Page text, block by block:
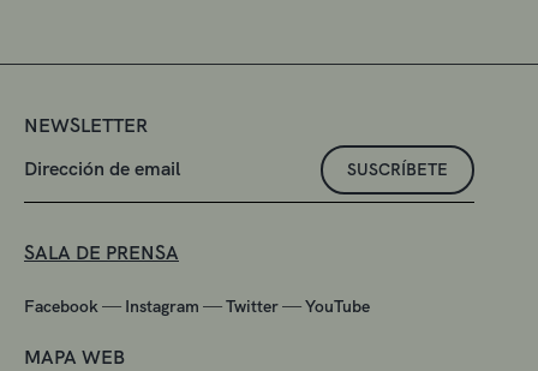
NEWSLETTER
SUSCRÍBETE
SALA DE PRENSA
Facebook — Instagram —Twitter—YouTube
MAPA WEB